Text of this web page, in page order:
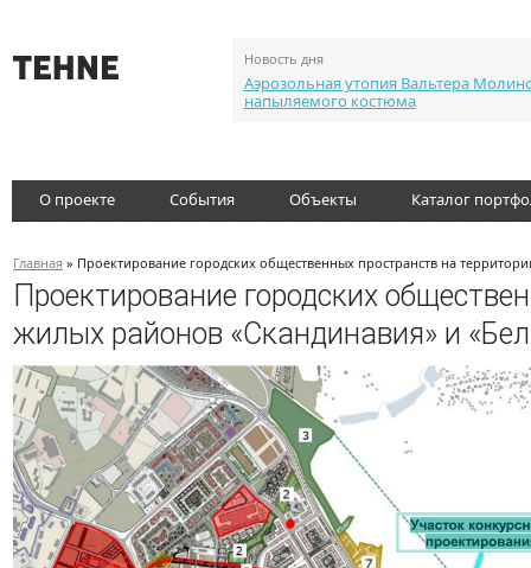
Новость дня
Аэрозольная утопия Вальтера
напыляемого костюма
О проекте События Объекты Каталог
Главная » Проектирование городских общественных пространств на
Проектирование городских
жилых районов «Скандинавия» и